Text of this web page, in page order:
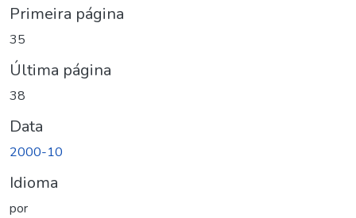
Primeira página
35
Última página
38
Data
2000-10
Idioma
por